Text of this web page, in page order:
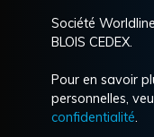
Société
BLOIS CEDEX.
Pour en savoir
personnelles,
confidentialité.